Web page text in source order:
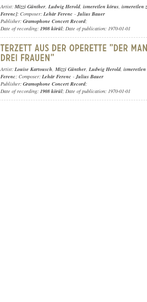
Artist: Mizzi Günther, Ludwig Herold, ismeretlen kórus, ismeretlen
Ferenc]; Composer: Lehár Ferenc -Julius Bauer
Publisher: Gramophone Concert Record;
Date of recording: 1908 körül; Date of publication: 1970-01-01
Artist: Louise Kartousch, Mizzi Günther, Ludwig Herold,
Ferenc; Composer: Lehár Ferenc -Julius Bauer
Publisher: Gramophone Concert Record;
Date of recording: 1908 körül; Date of publication: 1970-01-01